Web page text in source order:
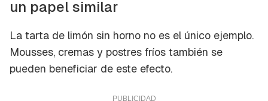
un papel similar
La tarta de limón sin horno no es el único ejemplo.
Mousses, cremas y postres fríos también se
pueden beneficiar de este efecto.